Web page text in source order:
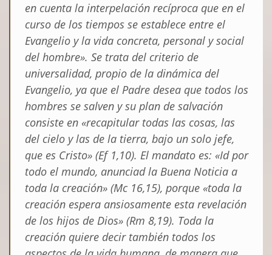
en cuenta la interpelación recíproca que en el
curso de los tiempos se establece entre el
Evangelio y la vida concreta, personal y social
del hombre». Se trata del criterio de
universalidad, propio de la dinámica del
Evangelio, ya que el Padre desea que todos los
hombres se salven y su plan de salvación
consiste en «recapitular todas las cosas, las
del cielo y las de la tierra, bajo un solo jefe,
que es Cristo» (Ef 1,10). El mandato es: «Id por
todo el mundo, anunciad la Buena Noticia a
toda la creación» (Mc 16,15), porque «toda la
creación espera ansiosamente esta revelación
de los hijos de Dios» (Rm 8,19). Toda la
creación quiere decir también todos los